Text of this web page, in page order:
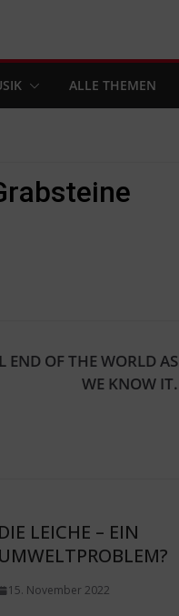
ALLE THEMEN
END OF THE WORLD AS
WE KNOW IT.
DIE LEICHE – EIN
UMWELTPROBLEM?
15. November 2022